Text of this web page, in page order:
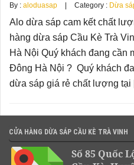
By : aloduasap Category : Dừa
Alo dừa sáp cam kết chất
hàng dừa sáp Cầu Kè Trà
Hà Nội Quý khách đang cần
Đông Hà Nội ? Quý khách
dừa sáp giá rẻ chất lượng
CỬA HÀNG DỪA SÁP CẦU KÈ TRÀ VINH
Số 85 Quốc